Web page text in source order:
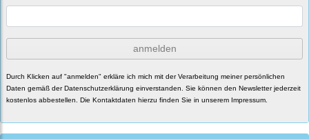
anmelden
Durch Klicken auf "anmelden" erkläre ich mich mit der Verarbeitung meiner persönlichen
Daten gemäß der Datenschutzerklärung einverstanden. Sie können den Newsletter jederzeit
kostenlos abbestellen. Die Kontaktdaten hierzu finden Sie in unserem Impressum.